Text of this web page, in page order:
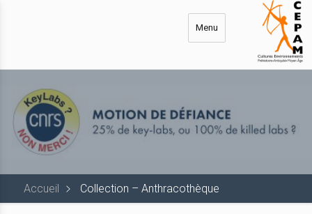
Menu
Accueil Collection – Anthracothèque